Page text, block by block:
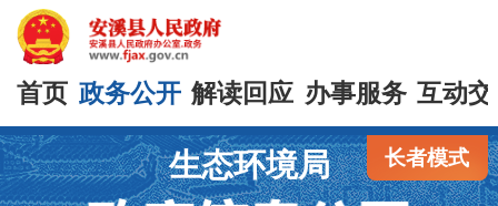
首页 政务公开 解读回应 办事服务 互动
长者模式
生态环境局